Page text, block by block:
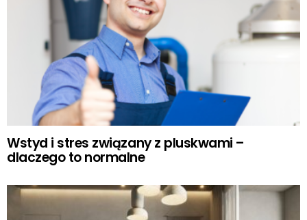
Wstyd i stres związany z pluskwami –
dlaczego to normalne